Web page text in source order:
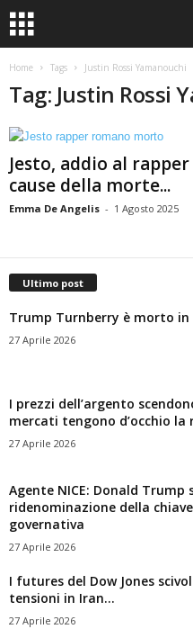
Home Tags Justin Rossi Yamanouchi
Tag: Justin Rossi
Jesto, addio al
cause della morte...
Emma De Angelis - 1 Agosto 2025
Ultimo post
Trump Turnberry è morto in
27 Aprile 2026
I prezzi dell’argento
mercati tengono d’occhio la
27 Aprile 2026
Agente NICE: Donald Trump
ridenominazione della
governativa
27 Aprile 2026
I futures del Dow Jones
tensioni in Iran...
27 Aprile 2026